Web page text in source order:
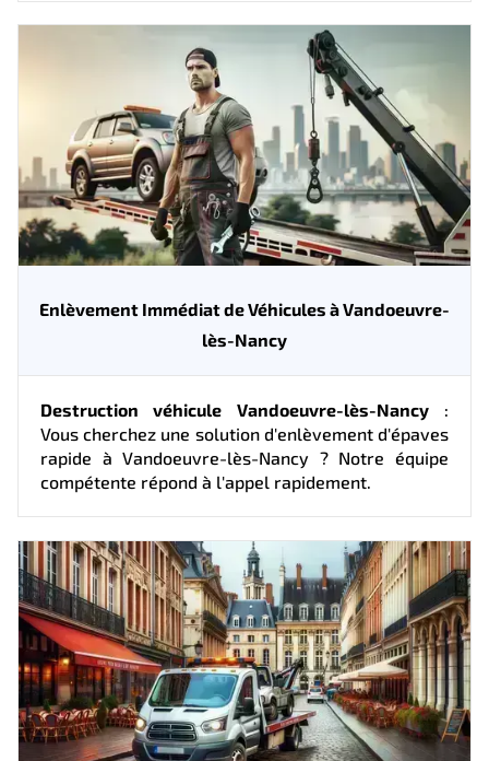
Enlèvement Immédiat de Véhicules à Vandoeuvre-
lès-Nancy
Destruction véhicule Vandoeuvre-lès-Nancy:
Vous cherchez une solution d'enlèvement d'épaves
rapide à Vandoeuvre-lès-Nancy ? Notre équipe
compétente répond à l'appel rapidement.